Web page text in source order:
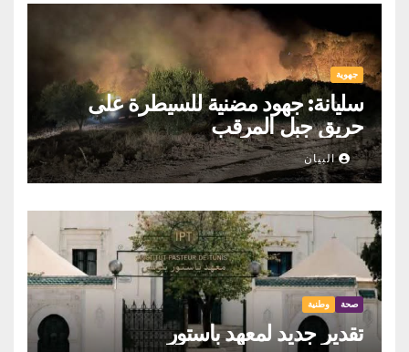
جهوية
سليانة: جهود مضنية للسيطرة على
حريق جبل المرقب
البيان
صحة وطنية
تقدير جديد لمعهد باستور